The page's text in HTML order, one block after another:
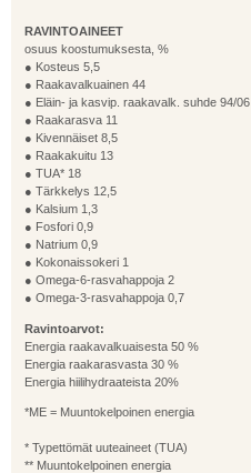
RAVINTOAINEET
osuus koostumuksesta, %
● Kosteus 5,5
● Raakavalkuainen 44
● Eläin- ja kasvip. raakavalk. suhde 94/06
● Raakarasva 11
● Kivennäiset 8,5
● Raakakuitu 13
● TUA* 18
● Tärkkelys 12,5
● Kalsium 1,3
● Fosfori 0,9
● Natrium 0,9
● Kokonaissokeri 1
● Omega-6-rasvahappoja 2
● Omega-3-rasvahappoja 0,7
Ravintoarvot:
Energia raakavalkuaisesta 50 %
Energia raakarasvasta 30 %
Energia hiilihydraateista 20%
*ME = Muuntokelpoinen energia
* Typettömät uuteaineet (TUA)
** Muuntokelpoinen energia